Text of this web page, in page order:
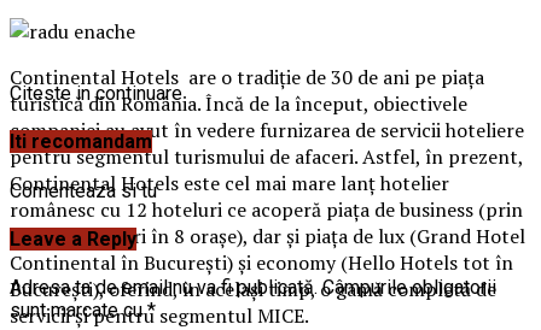
Continental Hotels are o tradiție de 30 de ani pe piața
turistică din România. Încă de la început, obiectivele
companiei au avut în vedere furnizarea de servicii hoteliere
pentru segmentul turismului de afaceri. Astfel, în prezent,
Continental Hotels este cel mai mare lanț hotelier
românesc cu 12 hoteluri ce acoperă piața de business (prin
cele 10 hoteluri în 8 orașe), dar și piața de lux (Grand Hotel
Continental în București) și economy (Hello Hotels tot în
București), oferind, în același timp, o gamă completă de
servicii și pentru segmentul MICE.
Citeste in continuare
Iti recomandam
Comenteaza si tu
Leave a Reply
Adresa ta de email nu va fi publicată. Câmpurile obligatorii
sunt marcate cu*